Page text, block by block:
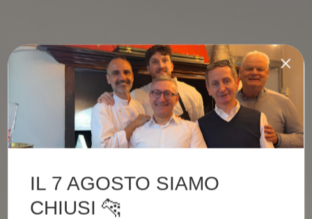
IL 7 AGOSTO SIAMO
CHIUSI 🐆